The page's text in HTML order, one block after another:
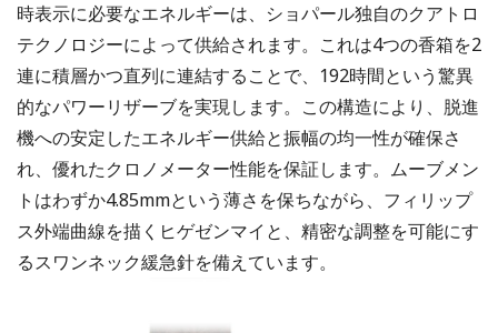
時表示に必要なエネルギーは、ショパール独自のクアトロ
テクノロジーによって供給されます。これは4つの香箱を2
連に積層かつ直列に連結することで、192時間という驚異
的なパワーリザーブを実現します。この構造により、脱進
機への安定したエネルギー供給と振幅の均一性が確保さ
れ、優れたクロノメーター性能を保証します。ムーブメン
トはわずか4.85mmという薄さを保ちながら、フィリップ
ス外端曲線を描くヒゲゼンマイと、精密な調整を可能にす
るスワンネック緩急針を備えています。